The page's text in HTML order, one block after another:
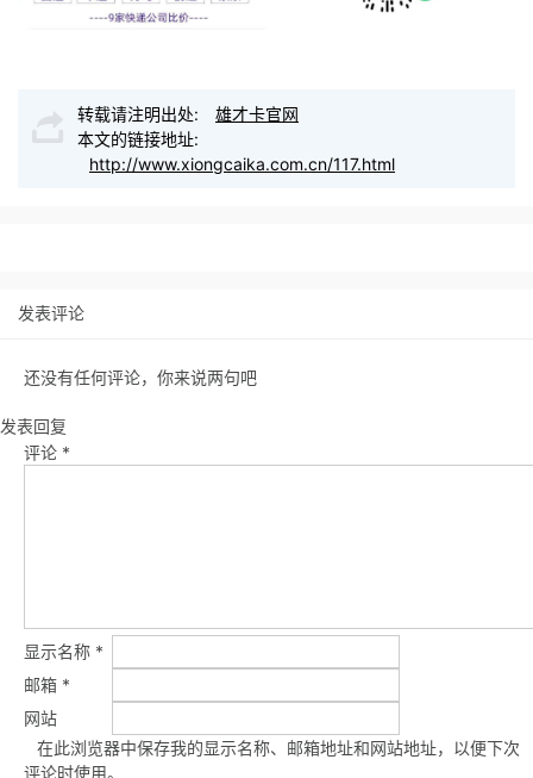
转载请注明出处:
雄才卡官网
本文的链接地址:
http://www.xiongcaika.com.cn/117.html
发表评论
还没有任何评论，你来说两句吧
发表回复
评论 *
显示名称 *
邮箱 *
网站
在此浏览器中保存我的显示名称、邮箱地址和网站地址，以便下次
评论时使用。